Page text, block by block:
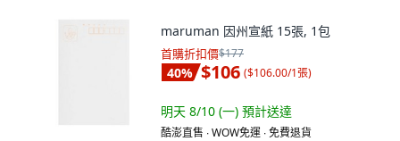
maruman 因州宣紙 15張, 1包
首購折扣價$177
40% $106 ($106.00/1張)
明天 8/10 (一) 預計送達
酷澎直售 ∙ WOW免運 ∙ 免費退貨